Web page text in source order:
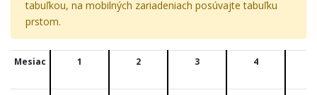
tabuľkou, na mobilných zariadeniach posúvajte tabuľku
prstom.
Mesiac 1 2 3 4